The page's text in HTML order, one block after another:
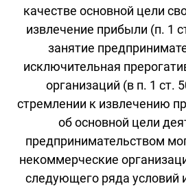
качестве основной цели
извлечение прибыли (п. 1
занятие
исключительная
организаций (в п. 1 ст.
стремлении к извлечению
об основной цели
предпринимательством
некоммерческие
следующего ряда условий